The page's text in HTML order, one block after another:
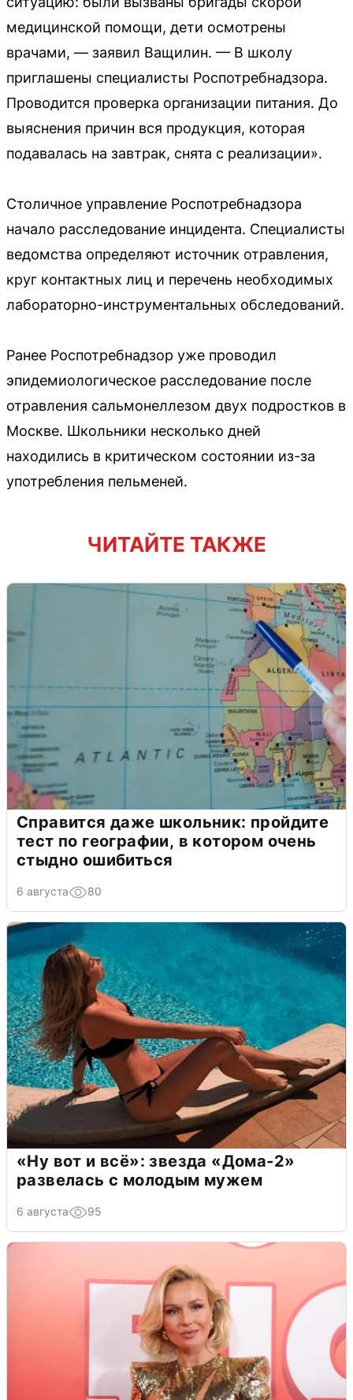
медицинской помощи, дети осмотрены
врачами, — заявил Ващилин. — В школу
приглашены специалисты Роспотребнадзора.
Проводится проверка организации питания. До
выяснения причин вся продукция, которая
подавалась на завтрак, снята с реализации».
Столичное управление Роспотребнадзора
начало расследование инцидента. Специалисты
ведомства определяют источник отравления,
круг контактных лиц и перечень необходимых
лабораторно-инструментальных обследований.
Ранее Роспотребнадзор уже проводил
эпидемиологическое расследование после
отравления сальмонеллезом двух подростков в
Москве. Школьники несколько дней
находились в критическом состоянии из-за
употребления пельменей.
ЧИТАЙТЕ ТАКЖЕ
Справится даже школьник: пройдите
тест по географии, в котором очень
стыдно ошибиться
6 августа 80
«Ну вот и всё»: звезда «Дома-2»
развелась с молодым мужем
6 августа 95